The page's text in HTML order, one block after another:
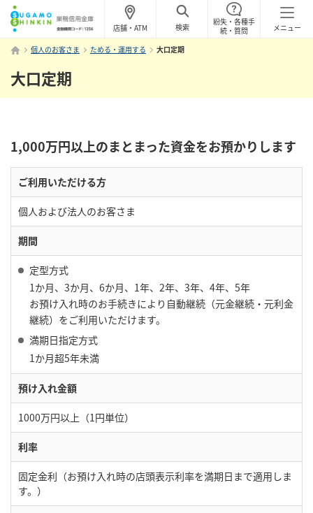
メニュー
店舗・ATM 検索
紛失・各種手
続・質問
個人のお客さま
ためる・運用する 大口定期
大口定期
1,000万円以上のまとまった資金をお預かりします
ご利用いただける方
個人および法人のお客さま
期間
定型方式
1か月、3か月、6か月、1年、2年、3年、4年、5年
お預け入れ時のお手続きにより自動継続（元金継続・元利金
継続）をご利用いただけます。
満期日指定方式
1か月超5年未満
預け入れ金額
1000万円以上（1円単位）
利率
固定金利（お預け入れ時の店頭表示利率を満期日まで適用しま
す。）